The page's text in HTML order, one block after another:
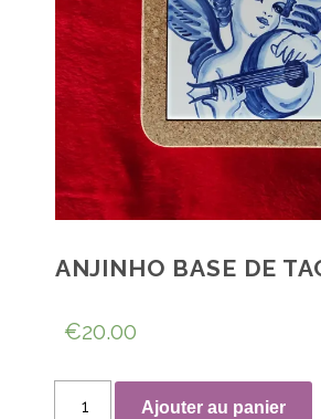
ANJINHO BASE DE
€20.00
Ajouter au panier